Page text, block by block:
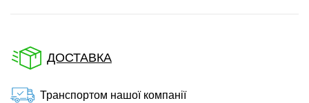
ДОСТАВКА
Транспортом нашої компанії